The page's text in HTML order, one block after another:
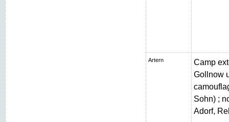
Artern
Camp
Gollnow
Sohn) ;
Adorf,